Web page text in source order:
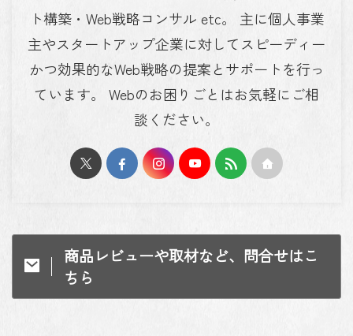
ト構築・Web戦略コンサル etc。 主に個人事業
主やスタートアップ企業に対してスピーディー
かつ効果的なWeb戦略の提案とサポートを行っ
ています。 Webのお困りごとはお気軽にご相
談ください。
商品レビューや取材など、問合せはこ
ちら